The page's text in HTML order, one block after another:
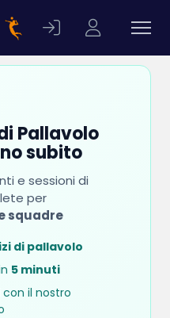
Pallavolo
subito
e sessioni di
per
squadre
di pallavolo
5 minuti
il nostro